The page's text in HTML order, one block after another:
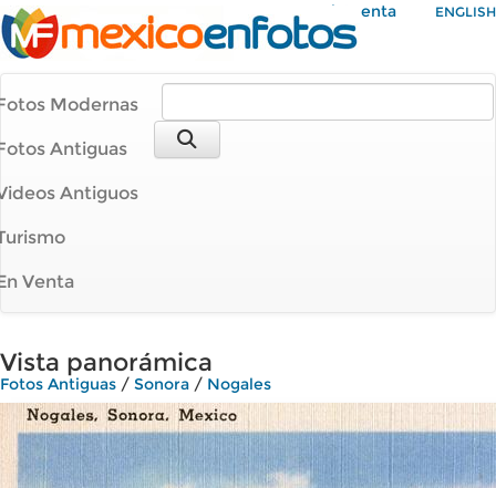
Mi Cuenta ENGLISH
Modernas
Antiguas
Antiguos
Venta
Vista panorámica
Fotos Antiguas / Sonora / Nogales